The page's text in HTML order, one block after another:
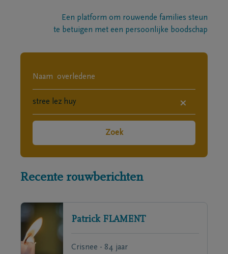
Een platform om rouwende families steun
te betuigen met een persoonlijke boodschap
×
Zoek
Recente rouwberichten
Patrick FLAMENT
Crisnee - 84 jaar